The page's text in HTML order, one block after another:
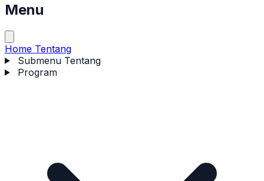
Menu
Home Tentang
Submenu Tentang
Program